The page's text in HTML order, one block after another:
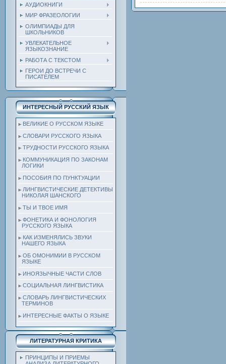
АУДИОКНИГИ
МИР ФРАЗЕОЛОГИИ
ОЛИМПИАДЫ ДЛЯ
ШКОЛЬНИКОВ
УВЛЕКАТЕЛЬНОЕ
ЯЗЫКОЗНАНИЕ
РАБОТА С ТЕКСТОМ
ГЕРОИ ДО ВСТРЕЧИ С
ПИСАТЕЛЕМ
ИНТЕРЕСНЫЙ РУССКИЙ ЯЗЫК
ВЕЛИКИЕ О РУССКОМ ЯЗЫКЕ
СЛОВАРИ РУССКОГО ЯЗЫКА
ТРУДНОСТИ РУССКОГО ЯЗЫКА
КОММУНИКАЦИЯ ПО ЗАКОНАМ
ЛОГИКИ
ПОСОБИЯ ПО ПУНКТУАЦИИ
ЛИНГВИСТИЧЕСКИЕ ДЕТЕКТИВЫ
НИКОЛАЯ ШАНСКОГО
ТЫ И ТВОЕ ИМЯ
ФОНЕТИКА И ФОНОЛОГИЯ
РУССКОГО ЯЗЫКА
КАК ИЗМЕНЯЛИСЬ ЗВУКИ
НАШЕГО ЯЗЫКА
ОБ ОМОНИМИИ В РУССКОМ
ЯЗЫКЕ
ИНОЯЗЫЧНЫЕ ЧАСТИ СЛОВ
СОЦИАЛЬНАЯ ЛИНГВИСТИКА
СЛОВАРЬ ЛИНГВИСТИЧЕСКИХ
ТЕРМИНОВ
ИНТЕРЕСНЫЕ ФАКТЫ О ЯЗЫКЕ
ЛИТЕРАТУРНАЯ КРИТИКА
ПРИНЦИПЫ И ПРИЕМЫ